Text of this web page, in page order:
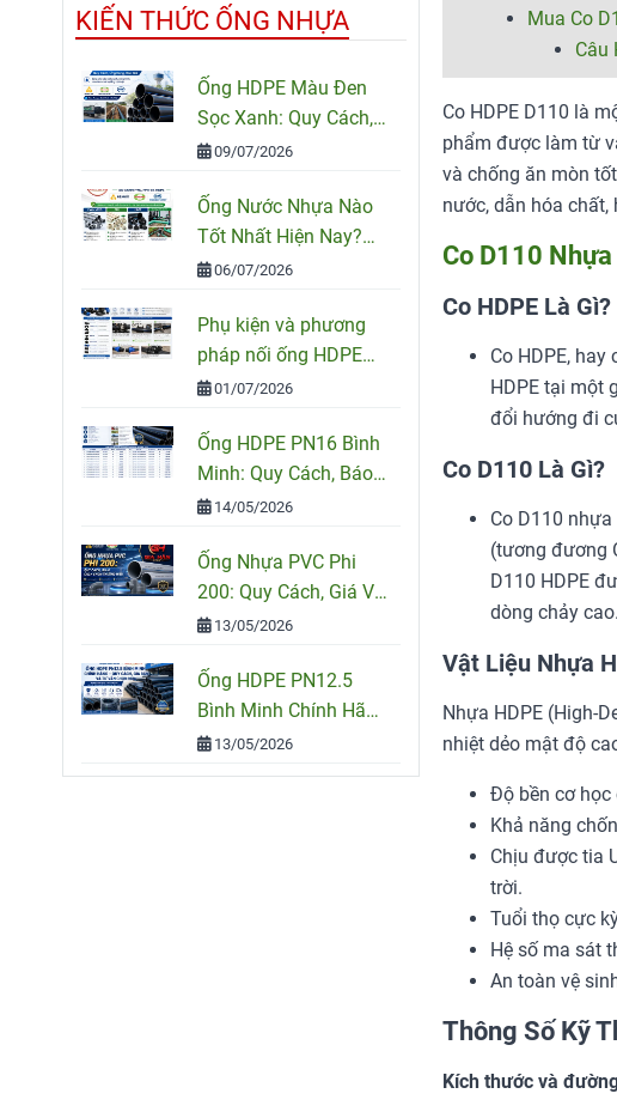
Mua Co
Câu
Co HDPE D110 là
phẩm được làm từ
và chống ăn mòn
nước, dẫn hóa
Co D110 Nhựa
Co HDPE Là Gì?
Co HDPE,
HDPE tại một
đổi hướng đi
Co D110 Là Gì?
Co D110
(tương đương
D110 HDPE
dòng chảy cao.
Vật Liệu Nhựa
Nhựa HDPE (High-
nhiệt dẻo mật độ
Độ bền cơ học
Khả năng
Chịu được tia
trời.
Tuổi thọ cực
Hệ số ma sát
An toàn vệ
Thông Số Kỹ
Kích thước và
KIẾN THỨC ỐNG NHỰA
Ống HDPE Màu Đen
Sọc Xanh: Quy Cách,
Ứng Dụng Và Cách
09/07/2026
Ống Nước Nhựa Nào
Tốt Nhất Hiện Nay?
So Sánh PVC, PPR Và
06/07/2026
Phụ kiện và phương
pháp nối ống HDPE
đúng kỹ thuật
01/07/2026
Ống HDPE PN16 Bình
Minh: Quy Cách, Báo
Giá Và Cách Chọn
14/05/2026
Ống Nhựa PVC Phi
200: Quy Cách, Giá Và
Cách Chọn Đúng Cho
13/05/2026
Ống HDPE PN12.5
Bình Minh Chính Hãng
– Quy Cách, Giá Bán
Và Tư Vấn Chọn Mua
13/05/2026